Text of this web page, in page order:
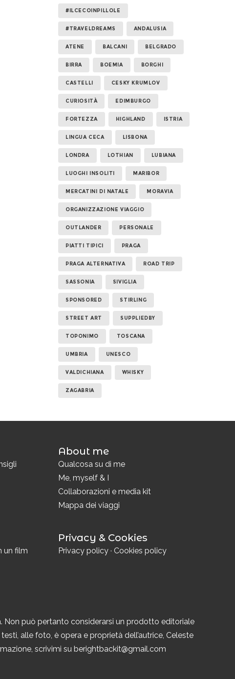
#ILCECOINPILLOLE
#TRAVELDREAMS ANDALUSIA
ATENE BALCANI BELGRADO
BIRRA BOEMIA BORGHI
CASTELLI CESKY KRUMLOV
CURIOSITÀ EDIMBURGO
FORTEZZA HIGHLAND ISTRIA
LINGUA CECA LISBONA
LONDRA LOTHIAN LUBIANA
LUOGHI INSOLITI MARIBOR
MERCATINI DI NATALE MORAVIA
ORGANIZZAZIONE VIAGGIO
OUTLANDER PERSONALE
PIATTI TIPICI PRAGA
PRAGA ALTERNATIVA ROAD TRIP
SASSONIA SIVIGLIA
SPONSORED STIRLING
STREET ART SUPPLIEDBY
TOPONIMO TOSCANA
UMBRIA UNESCO
VALDICHIANA WHISKY
ZAGABRIA
un film
About me
Qualcosa su di me
Me, myself & I
Collaborazioni e media kit
Mappa dei viaggi
Privacy & Cookies
Privacy policy · Cookies policy
Non può pertanto considerarsi un prodotto editoriale
alle foto, è opera e proprietà dell’autrice, Celeste
scrivimi su berightbackit@gmail.com